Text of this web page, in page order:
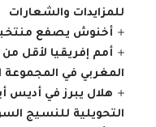
للمزايدات والشعارات
أخنوش يصفع منتخبي
المغربي في المجموعة
هلال يبرز في أديس
التحويلية للنسيج